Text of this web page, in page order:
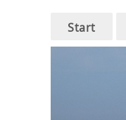
Main
Start